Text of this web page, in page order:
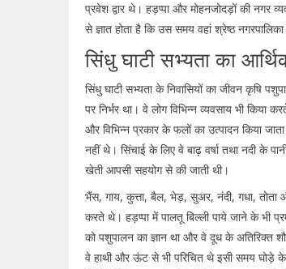
प्रवेश द्वार थे। हड़प्पा और मोहनजोदड़ों की नगर
से ज्ञात होता है कि उस समय वहां श्रेष्ठ
सिंधु घाटी सभ्यता का
सिंधु घाटी सभ्यता के निवासियों का जीवन कृषि
पर निर्भर था। वे लोग विभिन्न व्यवसाय भी किया
और विभिन्न प्रकार के फलों का उत्पादन किया
नहीं थे। सिंचाई के लिए वे बाढ़ वर्षा तथा नदी के
खेती आपसी सहयोग से की जाती थी।
भैंस, गाय, कुत्ता, बैल, भेड़, सुअर, नंदी, गधा,
करते थे। हड़प्पा में पालतू बिल्ली पाये जाने के भी
को पशुपालन का ज्ञान था और वे दूध के अतिरिक्त
वे हाथी और ऊंट से भी परिचित थे इसी समय घोड़े